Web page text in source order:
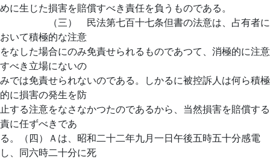
めに生じた損害を賠償すべき責任を負うものである。
（三） 民法第七百十七条但書の法意は、占有者に
おいて積極的な注意
をなした場合にのみ免責せられるものであつて、消極的に注意
すべき立場にないの
みでは免責せられないのである。しかるに被控訴人は何ら積極
的に損害の発生を防
止する注意をなさなかつたのであるから、当然損害を賠償する
責に任ずべきであ
る。（四）Ａは、昭和二十二年九月一日午後五時五十分感電
し、同六時二十分に死